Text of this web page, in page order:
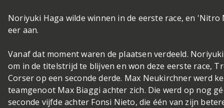
Noriyuki Haga wilde winnen in de eerste race, en 'Nitro
eer aan.
Vanaf dat moment waren de plaatsen verdeeld.
om in de titelstrijd te blijven en won deze eerste race,
Corser op een seconde derde. Max Neukirchner werd
teamgenoot Max Biaggi achter zich. Die werd op nog
seconde vijfde achter Fonsi Nieto, die één van zijn